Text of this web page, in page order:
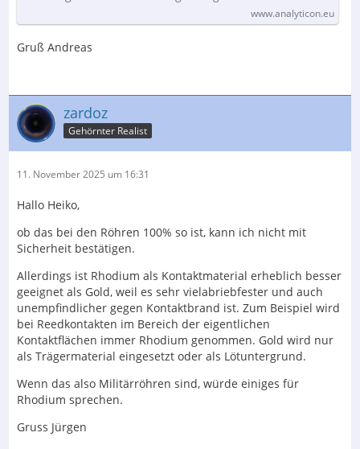
www.analyticon.eu
Gruß Andreas
zardoz
Gehörnter Realist
11. November 2025 um 16:31
Hallo Heiko,
ob das bei den Röhren 100% so ist, kann ich nicht mit
Sicherheit bestätigen.
Allerdings ist Rhodium als Kontaktmaterial erheblich besser
geeignet als Gold, weil es sehr vielabriebfester und auch
unempfindlicher gegen Kontaktbrand ist. Zum Beispiel wird
bei Reedkontakten im Bereich der eigentlichen
Kontaktflächen immer Rhodium genommen. Gold wird nur
als Trägermaterial eingesetzt oder als Lötuntergrund.
Wenn das also Militärröhren sind, würde einiges für
Rhodium sprechen.
Gruss Jürgen